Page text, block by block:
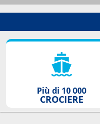
Più di 10 000
CROCIERE